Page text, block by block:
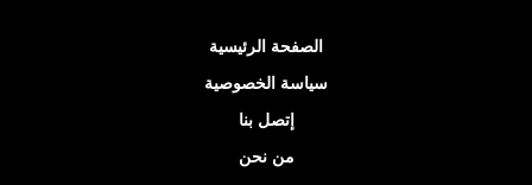
الصفحة الرئيسية
سياسة الخصوصية
إتصل بنا
من نحن